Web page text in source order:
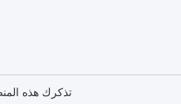
تذكرك هذه